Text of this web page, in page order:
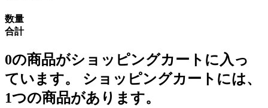
数量
合計
0の商品がショッピングカートに入っ
ています。 ショッピングカートには、
1つの商品があります。